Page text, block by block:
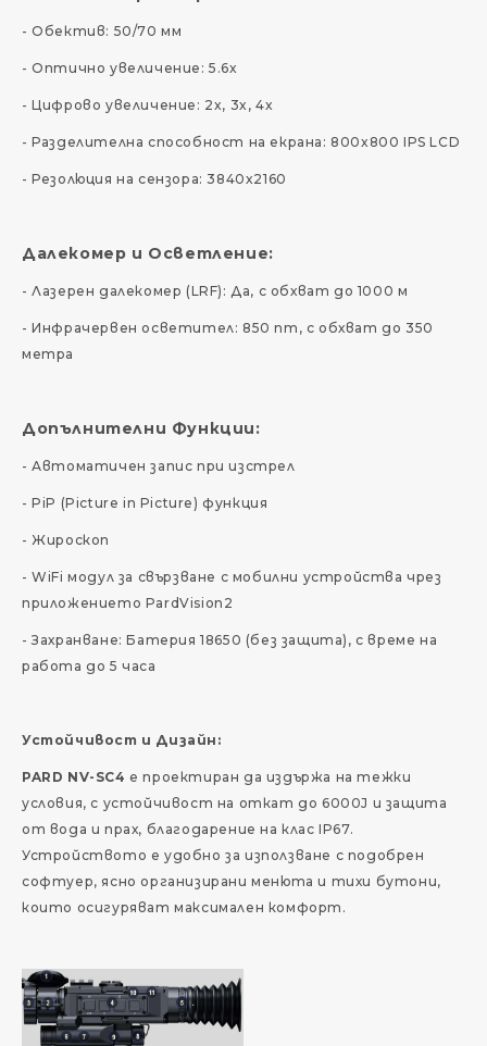
- Обектив: 50/70 мм
- Оптично увеличение: 5.6x
- Цифрово увеличение: 2x, 3x, 4x
- Разделителна способност на екрана: 800x800 IPS LCD
- Резолюция на сензора: 3840x2160
Далекомер и Осветление:
- Лазерен далекомер (LRF): Да, с обхват до 1000 м
- Инфрачервен осветител: 850 nm, с обхват до 350
метра
Допълнителни Функции:
- Автоматичен запис при изстрел
- PiP (Picture in Picture) функция
- Жироскоп
- WiFi модул за свързване с мобилни устройства чрез
приложението PardVision2
- Захранване: Батерия 18650 (без защита), с време на
работа до 5 часа
Устойчивост и Дизайн:
PARD NV-SC4 е проектиран да издържа на тежки
условия, с устойчивост на откат до 6000J и защита
от вода и прах, благодарение на клас IP67.
Устройството е удобно за използване с подобрен
софтуер, ясно организирани менюта и тихи бутони,
които осигуряват максимален комфорт.